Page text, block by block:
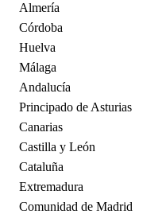
Almería
Córdoba
Huelva
Málaga
Andalucía
Principado de Asturias
Canarias
Castilla y León
Cataluña
Extremadura
Comunidad de Madrid